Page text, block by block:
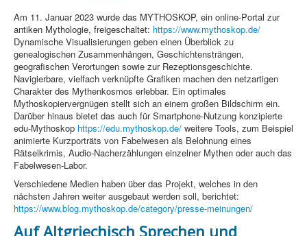
Am 11. Januar 2023 wurde das MYTHOSKOP, ein online-Portal zur
antiken Mythologie, freigeschaltet: https://www.mythoskop.de/
Dynamische Visualisierungen geben einen Überblick zu
genealogischen Zusammenhängen, Geschichtensträngen,
geografischen Verortungen sowie zur Rezeptionsgeschichte.
Navigierbare, vielfach verknüpfte Grafiken machen den netzartigen
Charakter des Mythenkosmos erlebbar. Ein optimales
Mythoskopiervergnügen stellt sich an einem großen Bildschirm ein.
Darüber hinaus bietet das auch für Smartphone-Nutzung konzipierte
edu-Mythoskop https://edu.mythoskop.de/ weitere Tools, zum Beispiel
animierte Kurzporträts von Fabelwesen als Belohnung eines
Rätselkrimis, Audio-Nacherzählungen einzelner Mythen oder auch das
Fabelwesen-Labor.
Verschiedene Medien haben über das Projekt, welches in den
nächsten Jahren weiter ausgebaut werden soll, berichtet:
https://www.blog.mythoskop.de/category/presse-meinungen/
Auf Altgriechisch Sprechen und